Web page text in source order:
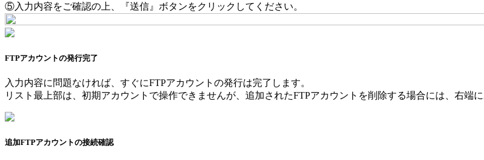
⑤入力内容をご確認の上、『送信』ボタンをクリックしてください。
FTPアカウントの発行完了
入力内容に問題なければ、すぐにFTPアカウントの発行は完了します。
リスト最上部は、初期アカウントで操作できませんが、追加されたFTPアカウントを削除する場合には、右端
追加FTPアカウントの接続確認